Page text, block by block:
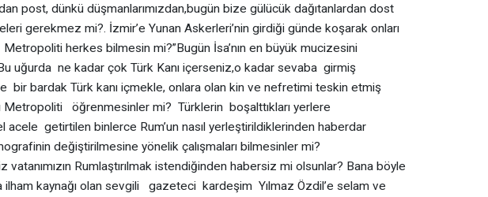
post, dünkü düşmanlarımızdan,bugün bize gülücük dağıtanlardan dost
gerekmez mi?. İzmir’e Yunan Askerleri’nin girdiği günde koşarak onları
herkes bilmesin mi?”Bugün İsa’nın en büyük mucizesini
uğurda ne kadar çok Türk Kanı içerseniz,o kadar sevaba girmiş
bir bardak Türk kanı içmekle, onlara olan kin ve nefretimi teskin etmiş
Metropoliti öğrenmesinler mi? Türklerin boşalttıkları yerlere
acele getirtilen binlerce Rum’un nasıl yerleştirildiklerinden haberdar
değiştirilmesine yönelik çalışmaları bilmesinler mi?
vatanımızın Rumlaştırılmak istendiğinden habersiz mi olsunlar? Bana böyle
ilham kaynağı olan sevgili gazeteci kardeşim Yılmaz Özdil’e selam ve